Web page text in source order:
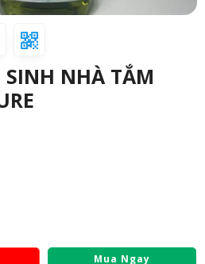
SINH NHÀ TẮM
Mua Ngay